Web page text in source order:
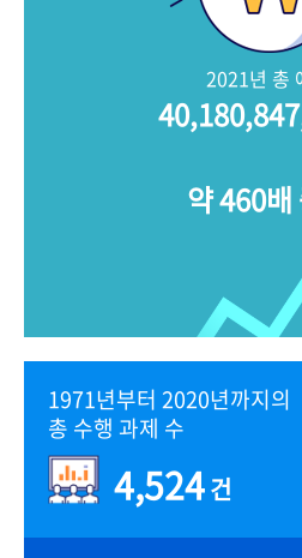
2021년 총
약 460배
1971년부터 2020년까지의
총 수행 과제 수
4,524건